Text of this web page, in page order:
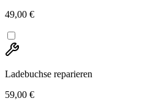
49,00 €
Ladebuchse reparieren
59,00 €